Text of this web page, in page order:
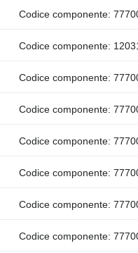
Codice componente:
Codice componente:
Codice componente:
Codice componente:
Codice componente:
Codice componente:
Codice componente:
Codice componente: